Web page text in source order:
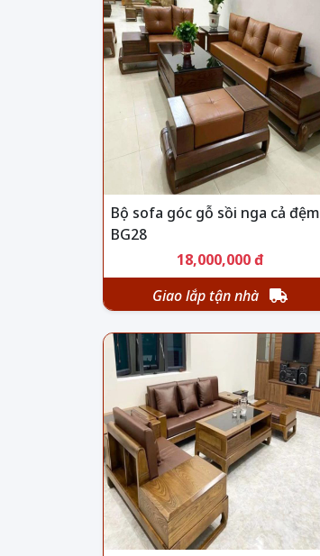
Bộ sofa góc gỗ sồi nga cả đệm
BG28
18,000,000 đ
Giao lắp tận nhà